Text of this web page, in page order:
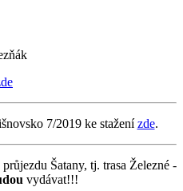
7/2019 ke staženízde.
Šatany, tj. trasa Železné -
vydávat!!!